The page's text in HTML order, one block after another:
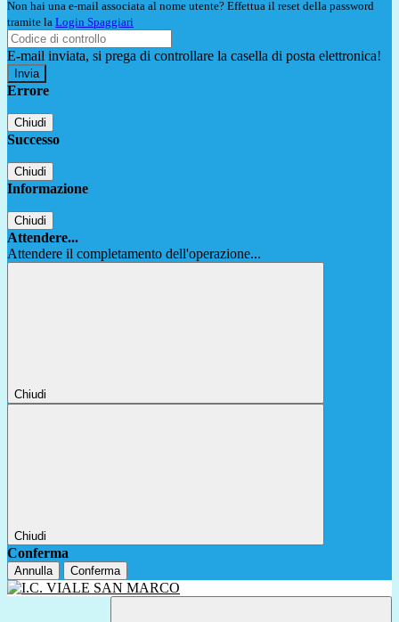
Non hai una e-mail associata al nome utente? Effettua il reset della password
tramite la Login Spaggiari
E-mail inviata, si prega di controllare la casella di posta elettronica!
Errore
Chiudi
Successo
Chiudi
Informazione
Chiudi
Attendere...
Attendere il completamento dell'operazione...
Chiudi
Chiudi
Conferma
Annulla Conferma